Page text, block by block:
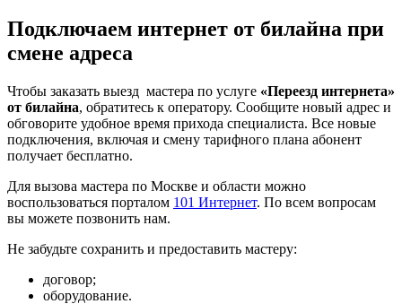
Подключаем интернет от билайна при
смене адреса
Чтобы заказать выезд мастера по услуге «Переезд интернета»
от билайна, обратитесь к оператору. Сообщите новый адрес и
обговорите удобное время прихода специалиста. Все новые
подключения, включая и смену тарифного плана абонент
получает бесплатно.
Для вызова мастера по Москве и области можно
воспользоваться порталом 101 Интернет. По всем вопросам
вы можете позвонить нам.
Не забудьте сохранить и предоставить мастеру:
договор;
оборудование.